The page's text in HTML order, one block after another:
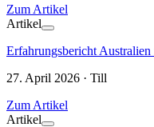
Zum Artikel
Artikel
Erfahrungsbericht
27. April 2026 · Till
Zum Artikel
Artikel